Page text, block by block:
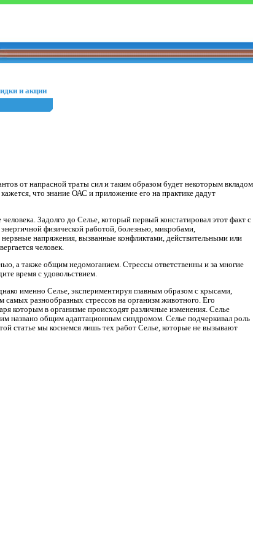
и акции
от напрасной траты сил и таким образом будет некоторым вкладом
что знание ОАС и приложение его на практике дадут
Задолго до Селье, который первый констатировал этот факт с
физической работой, болезнью, микробами,
напряжения, вызванные конфликтами, действительными или
человек.
а также общим недомоганием. Стрессы ответственны и за многие
время с удовольствием.
именно Селье, экспериментируя главным образом с крысами,
разнообразных стрессов на организм животного. Его
которым в организме происходят различные изменения. Селье
названо общим адаптационным синдромом. Селье подчеркивал роль
статье мы коснемся лишь тех работ Селье, которые не вызывают